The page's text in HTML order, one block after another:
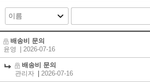
배송비 문의
윤영
| 2026-07-16
배송비 문의
관리자
2026-07-16